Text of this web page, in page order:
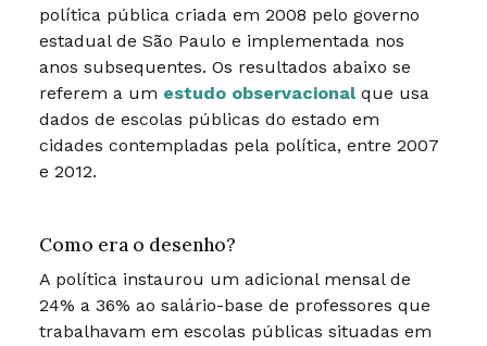
política pública criada em 2008 pelo governo
estadual de São Paulo e implementada nos
anos subsequentes. Os resultados abaixo se
referem a um estudo observacionalque usa
dados de escolas públicas do estado em
cidades contempladas pela política, entre 2007
e 2012.
Como era o desenho?
A política instaurou um adicional mensal de
24% a 36% ao salário-base de professores que
trabalhavam em escolas públicas situadas em